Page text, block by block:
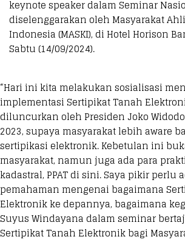
keynote speaker dalam Seminar
diselenggarakan oleh Masyarakat
Indonesia (MASKI), di Hotel Horison
Sabtu (14/09/2024).
“Hari ini kita melakukan sosialisasi
implementasi Sertipikat Tanah
diluncurkan oleh Presiden Joko
2023, supaya masyarakat lebih aware
sertipikasi elektronik. Kebetulan ini
masyarakat, namun juga ada para
kadastral, PPAT di sini. Saya pikir perlu
pemahaman mengenai bagaimana
Elektronik ke depannya, bagaimana
Suyus Windayana dalam seminar
Sertipikat Tanah Elektronik bagi